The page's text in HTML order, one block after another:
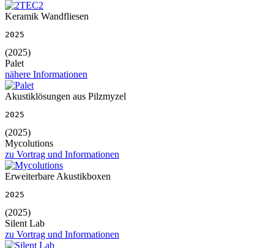
Keramik Wandfliesen
2025
(2025)
Palet
nähere Informationen
Akustiklösungen aus Pilzmyzel
2025
(2025)
Mycolutions
zu Vortrag und Informationen
Erweiterbare Akustikboxen
2025
(2025)
Silent Lab
zu Vortrag und Informationen